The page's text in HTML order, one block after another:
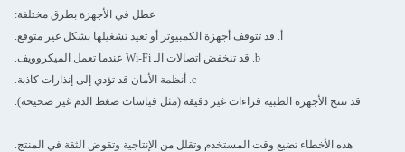
عطل في الأجهزة بطرق مختلفة:
أ. قد تتوقف أجهزة الكمبيوتر أو تعيد تشغيلها بشكل غير متوقع.
b. قد تنخفض اتصالات الـ Wi-Fi عندما تعمل الميكروويف.
c. أنظمة الأمان قد تؤدي إلى إنذارات كاذبة.
قد تنتج الأجهزة الطبية قراءات غير دقيقة (مثل قياسات ضغط الدم غير صحيحة).
هذه الأخطاء تضيع وقت المستخدم وتقلل من الإنتاجية وتقوض الثقة في المنتج.